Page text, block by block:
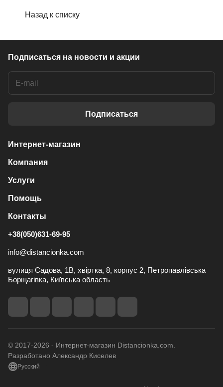
Назад к списку
Подписаться на новости и акции
Подписаться
Интернет-магазин
Компания
Услуги
Помощь
Контакты
+38(050)631-69-95
info@distancionka.com
вулиця Садова, 1В, хвіртка, 8, корпус 2, Петропавлівська
Борщагівка, Київська область
© 2017-2026 - Интернет-магазин Distancionka.com.
Разработано Александр Киселев
Русский